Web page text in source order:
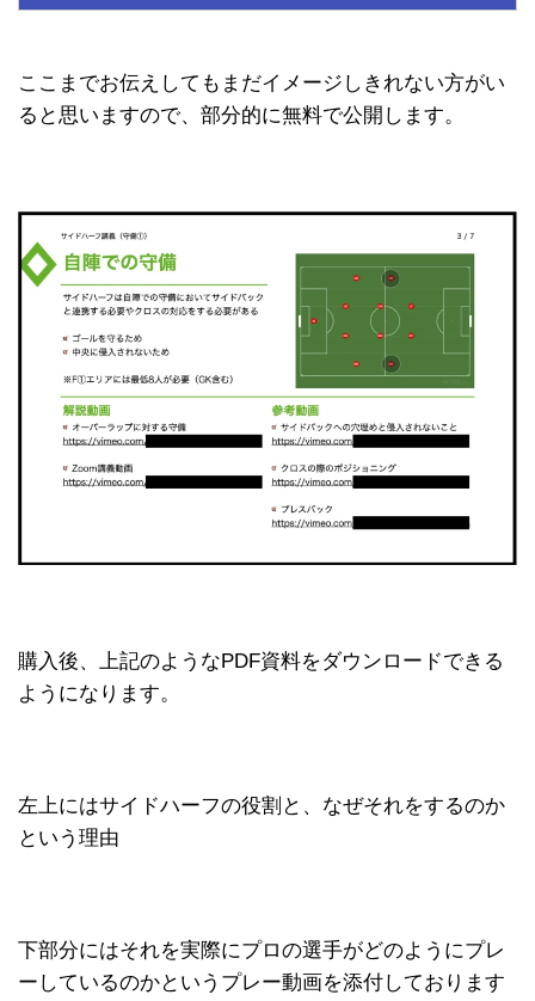
ここまでお伝えしてもまだイメージしきれない方がい
ると思いますので、部分的に無料で公開します。
購入後、上記のようなPDF資料をダウンロードできる
ようになります。
左上にはサイドハーフの役割と、なぜそれをするのか
という理由
下部分にはそれを実際にプロの選手がどのようにプレ
ーしているのかというプレー動画を添付しております